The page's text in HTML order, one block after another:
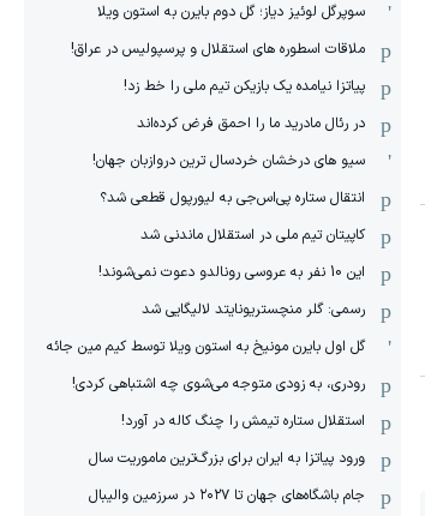
سوپرگل لوئیز دیاز؛ گل دوم بایرن به استون ویلا
ملاقات اسطوره های استقلال و پرسپولیس در عراق!
پیاتزا نیامده یک بازیکن تیم ملی را خط زد!
در رئال مادرید ما را احمق فرض کرده‌اند
سیو های درخشان خردسال ترین دروازبان جهان!
انتقال ستاره پی‌اس‌جی به لیورپول قطعی شد؟
کاپیتان تیم ملی در استقلال ماندنی شد
این 10 نفر به عروسی رونالدو دعوت نمی‌شوند!
رسمی: گلر منچستریونایتد لالیگایی شد
گل اول بایرن مونیخ به استون ویلا توسط کیم مین جائه
رودری، به زودی متوجه می‌شوی چه اشتباهی کردی!
استقلال ستاره تیمش را چنگ کاله در آورد!
ورود پیاتزا به ایران برای بزرگ‌ترین ماموریت سال
جام باشگاه‌های جهان تا ۲۰۲۷ در سرزمین والیبال